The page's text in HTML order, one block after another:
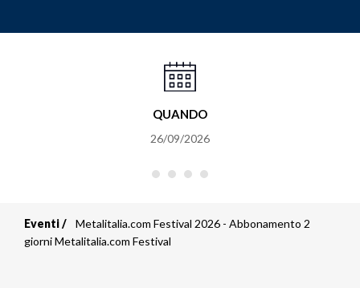
QUANDO
26/09/2026
Briciole
Eventi
Metalitalia.com Festival 2026 - Abbonamento 2
giorni Metalitalia.com Festival